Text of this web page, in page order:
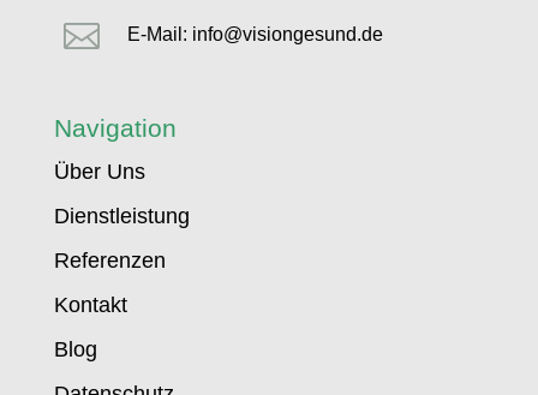
 E-Mail: info@visiongesund.de
Navigation
Über Uns
Dienstleistung
Referenzen
Kontakt
Blog